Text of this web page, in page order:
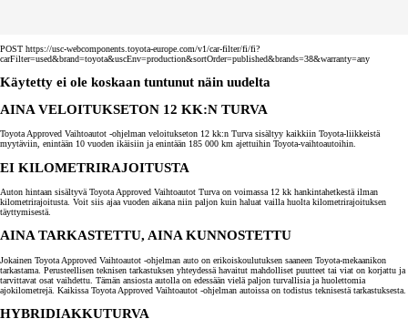
POST https://usc-webcomponents.toyota-europe.com/v1/car-filter/fi/fi?
carFilter=used&brand=toyota&uscEnv=production&sortOrder=published&brands=38&warranty=any
Käytetty ei ole koskaan tuntunut näin uudelta
AINA VELOITUKSETON 12 KK:N TURVA
Toyota Approved Vaihtoautot -ohjelman veloitukseton 12 kk:n Turva sisältyy kaikkiin Toyota-liikkeistä
myytäviin, enintään 10 vuoden ikäisiin ja enintään 185 000 km ajettuihin Toyota-vaihtoautoihin.
EI KILOMETRIRAJOITUSTA
Auton hintaan sisältyvä Toyota Approved Vaihtoautot Turva on voimassa 12 kk hankintahetkestä ilman
kilometrirajoitusta. Voit siis ajaa vuoden aikana niin paljon kuin haluat vailla huolta kilometrirajoituksen
täyttymisestä.
AINA TARKASTETTU, AINA KUNNOSTETTU
Jokainen Toyota Approved Vaihtoautot -ohjelman auto on erikoiskoulutuksen saaneen Toyota-mekaanikon
tarkastama. Perusteellisen teknisen tarkastuksen yhteydessä havaitut mahdolliset puutteet tai viat on korjattu ja
tarvittavat osat vaihdettu. Tämän ansiosta autolla on edessään vielä paljon turvallisia ja huolettomia
ajokilometrejä. Kaikissa Toyota Approved Vaihtoautot -ohjelman autoissa on todistus teknisestä tarkastuksesta.
HYBRIDIAKKUTURVA